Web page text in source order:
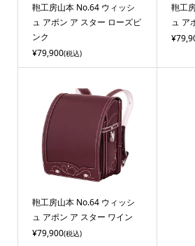
鞄工房山本 No.64 ウィッシ
ュ アポン ア スター ローズピ
ンク
¥79,900(税込)
鞄工
ュ ア
鞄工房山本 No.64 ウィッシ
ュ アポン ア スター ワイン
¥79,900(税込)